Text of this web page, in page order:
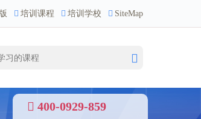
培训课程 培训学校 SiteMap
400-0929-859